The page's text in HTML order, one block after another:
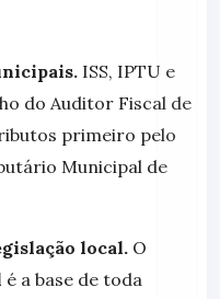
ISS, IPTU e
do Auditor Fiscal de
primeiro pelo
Municipal de
local. O
é a base de toda